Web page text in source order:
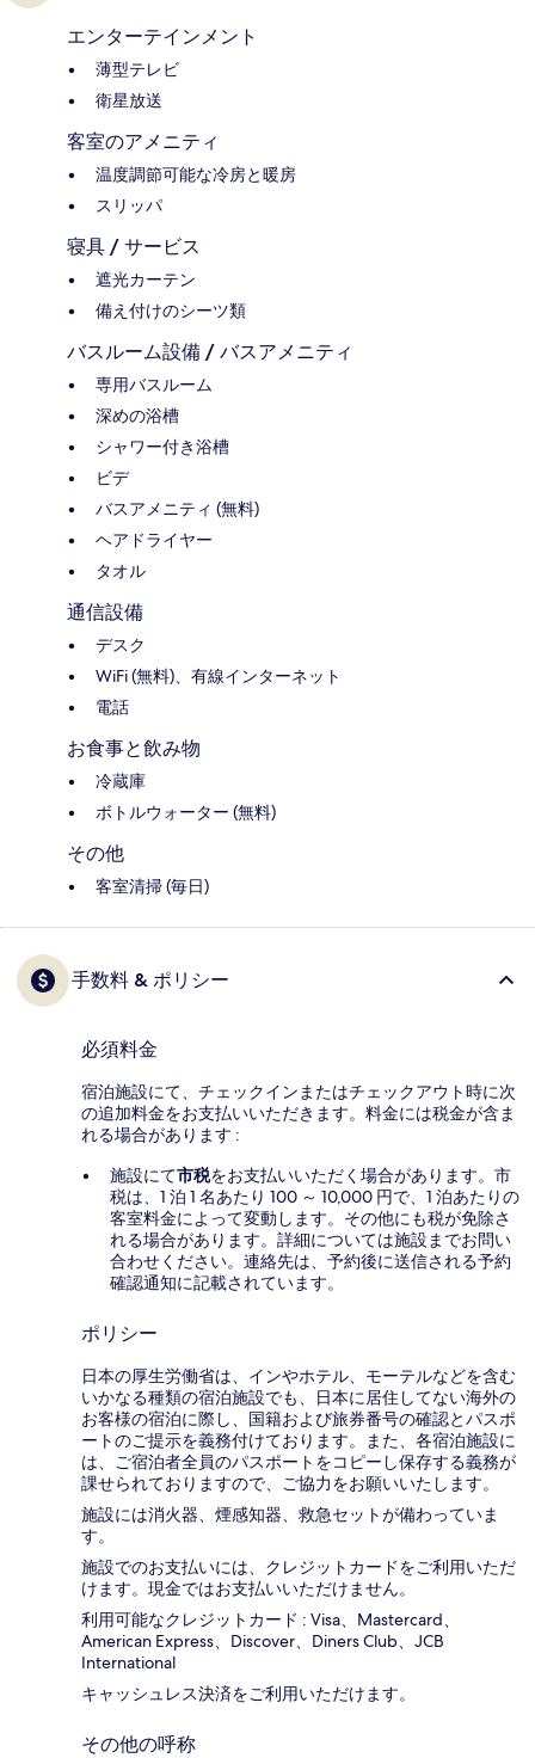
エンターテインメント
薄型テレビ
衛星放送
客室のアメニティ
温度調節可能な冷房と暖房
スリッパ
寝具 / サービス
遮光カーテン
備え付けのシーツ類
バスルーム設備 / バスアメニティ
専用バスルーム
深めの浴槽
シャワー付き浴槽
ビデ
バスアメニティ (無料)
ヘアドライヤー
タオル
通信設備
デスク
WiFi (無料)、有線インターネット
電話
お食事と飲み物
冷蔵庫
ボトルウォーター (無料)
その他
客室清掃 (毎日)
手数料 & ポリシー
必須料金
宿泊施設にて、チェックインまたはチェックアウト時に次
の追加料金をお支払いいただきます。料金には税金が含ま
れる場合があります :
施設にて市税をお支払いいただく場合があります。市
税は、1 泊 1 名あたり 100 ～ 10,000 円で、1 泊あたりの
客室料金によって変動します。その他にも税が免除さ
れる場合があります。詳細については施設までお問い
合わせください。連絡先は、予約後に送信される予約
確認通知に記載されています。
ポリシー
日本の厚生労働省は、インやホテル、モーテルなどを含む
いかなる種類の宿泊施設でも、日本に​居住してない海外の
お客様の宿泊に際し、国籍および旅券番号の確認とパスポ
ートのご提示を義務付け​ております。また、各宿泊施設に
は、ご宿泊者全員のパスポートをコピーし保存する義務が
課せられておりますの​で、ご協力をお願いいたします。
施設には消火器、煙感知器、救急セットが備わっていま
す。
施設でのお支払いには、クレジットカードをご利用いただ
けます。現金ではお支払いいただけません。
利用可能なクレジットカード : Visa、Mastercard、
American Express、Discover、Diners Club、JCB
International
キャッシュレス決済をご利用いただけます。
その他の呼称